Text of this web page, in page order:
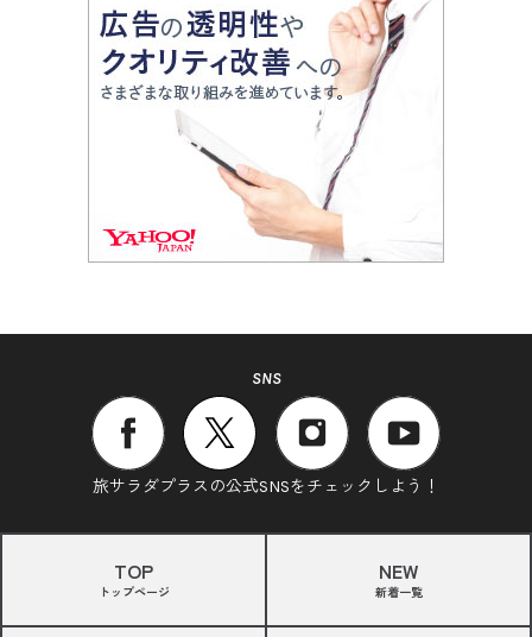
SNS
旅サラダプラスの公式SNSをチェックしよう！
TOP
トップページ
NEW
新着一覧